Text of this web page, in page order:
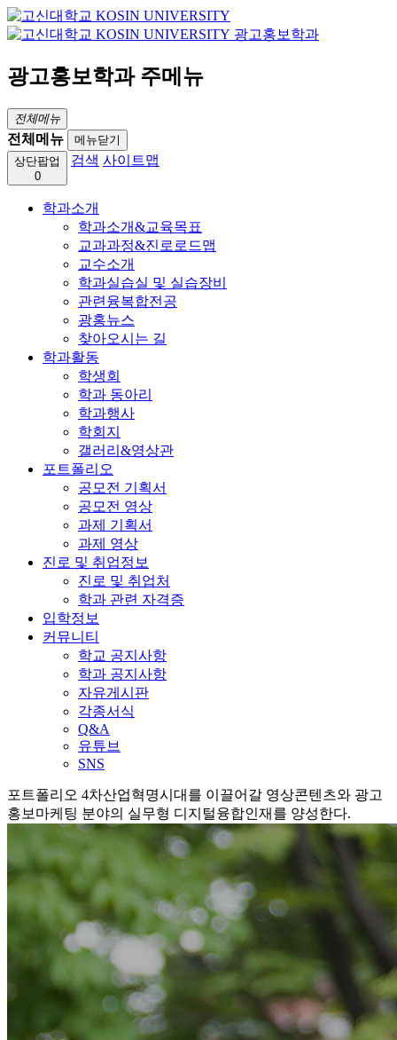
광고홍보학과
광고홍보학과 주메뉴
전체메뉴
전체메뉴
메뉴닫기
상단팝업
0
검색 사이트맵
학과소개
학과소개&교육목표
교과과정&진로로드맵
교수소개
학과실습실 및 실습장비
관련융복합전공
광홍뉴스
찾아오시는 길
학과활동
학생회
학과 동아리
학과행사
학회지
갤러리&영상관
포트폴리오
공모전 기획서
공모전 영상
과제 기획서
과제 영상
진로 및 취업정보
진로 및 취업처
학과 관련 자격증
입학정보
커뮤니티
학교 공지사항
학과 공지사항
자유게시판
각종서식
Q&A
유튜브
SNS
포트폴리오 4차산업혁명시대를 이끌어갈 영상콘텐츠와 광고
홍보마케팅 분야의 실무형 디지털융합인재를 양성한다.